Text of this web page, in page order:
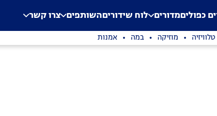
Application error: a
. כפוליםמדורים לוח שידוריםהשותפים צרו קשר
טלוויזיה מוזיקה במה אמנות